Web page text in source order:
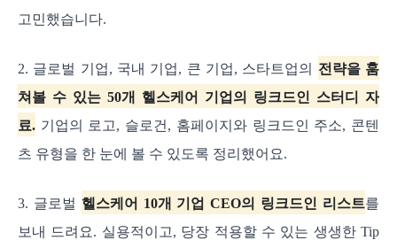
고민했습니다.
2. 글로벌 기업, 국내 기업, 큰 기업, 스타트업의
전략을 훔
쳐볼 수 있는 50개 헬스케어 기업의 링크드인 스터디 자
료. 기업의 로고, 슬로건, 홈페이지와 링크드인 주소, 콘텐
츠 유형을 한 눈에 볼 수 있도록 정리했어요.
3. 글로벌 헬스케어 10개 기업 CEO의 링크드인 리스트를
보내 드려요. 실용적이고, 당장 적용할 수 있는 생생한 Tip